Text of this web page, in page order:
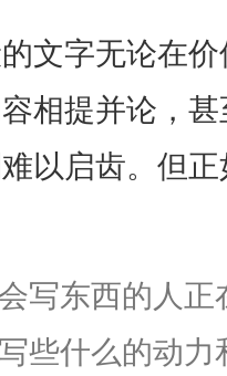
文字无论在
相提并论，
以启齿。但
写东西的人
些什么的动